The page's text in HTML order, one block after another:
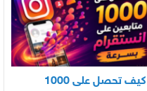
كيف تحصل على 1000